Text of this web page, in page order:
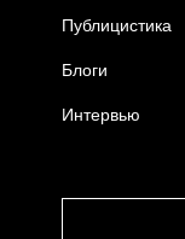
Публицистика
Блоги
Интервью